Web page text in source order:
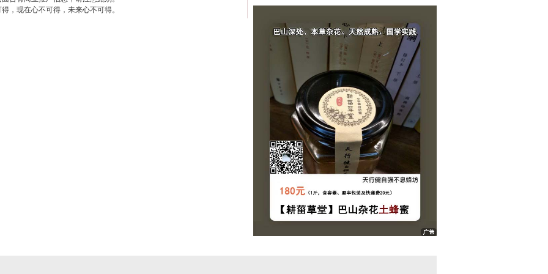
，现在心不可得，未来心不可得。